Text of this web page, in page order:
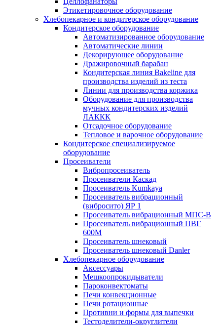
Этикетировочное оборудование
Хлебопекарное и кондитерское оборудование
Кондитерское оборудование
Автоматизированное оборудование
Автоматические линии
Декорирующее оборудование
Дражировочный барабан
Кондитерская линия Bakeline для
производства изделий из теста
Линии для производства коржика
Оборудование для производства
мучных кондитерских изделий
ЛАККК
Отсадочное оборудование
Тепловое и варочное оборудование
Кондитерское специализируемое
оборудование
Просеиватели
Вибропросеиватель
Просеиватели Каскад
Просеиватель Kumkaya
Просеиватель вибрационный
(вибросито) ЯР 1
Просеиватель вибрационный МПС-В
Просеиватель вибрационный ПВГ
600М
Просеиватель шнековый
Просеиватель шнековый Danler
Хлебопекарное оборудование
Аксессуары
Мешкоопрокидыватели
Пароконвектоматы
Печи конвекционные
Печи ротационные
Противни и формы для выпечки
Тестоделители-округлители